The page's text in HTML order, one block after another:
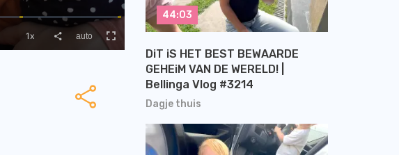
Dagje thuis
DiT iS HET BEST BEWAARDE
GEHEiM VAN DE WERELD! |
Bellinga Vlog #3214
44:03